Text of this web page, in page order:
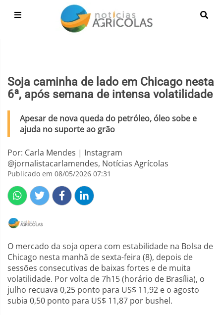
Soja caminha de lado em Chicago nesta
6ª, após semana de intensa volatilidade
Apesar de nova queda do petróleo, óleo sobe e
ajuda no suporte ao grão
Por: Carla Mendes | Instagram
@jornalistacarlamendes, Notícias Agrícolas
Publicado em 08/05/2026 07:31
O mercado da soja opera com estabilidade na Bolsa de
Chicago nesta manhã de sexta-feira (8), depois de
sessões consecutivas de baixas fortes e de muita
volatilidade. Por volta de 7h15 (horário de Brasília), o
julho recuava 0,25 ponto para US$ 11,92 e o agosto
subia 0,50 ponto para US$ 11,87 por bushel.